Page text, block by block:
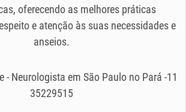
oferecendo as melhores práticas
e atenção às suas necessidades e
anseios.
- Neurologista em São Paulo no Pará -11
35229515